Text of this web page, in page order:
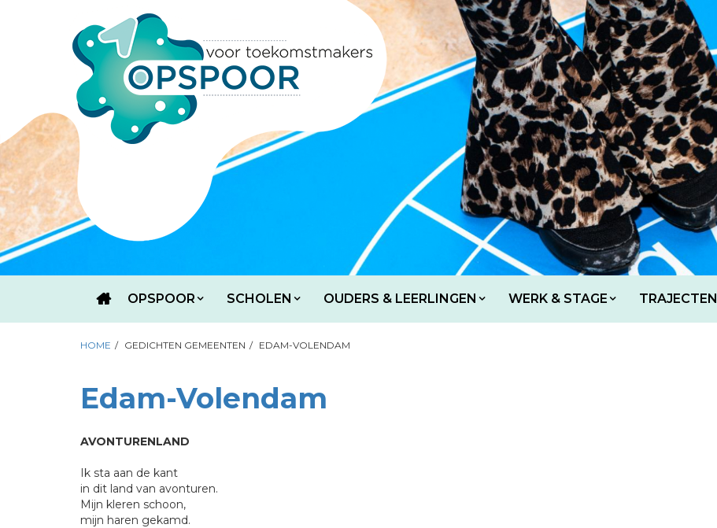
OPSPOOR SCHOLEN OUDERS & LEERLINGEN WERK & STAGE TRAJECTEN
HOME / GEDICHTEN GEMEENTEN / EDAM-VOLENDAM
Edam-Volendam
AVONTURENLAND
Ik sta aan de kant
in dit land van avonturen.
Mijn kleren schoon,
mijn haren gekamd.